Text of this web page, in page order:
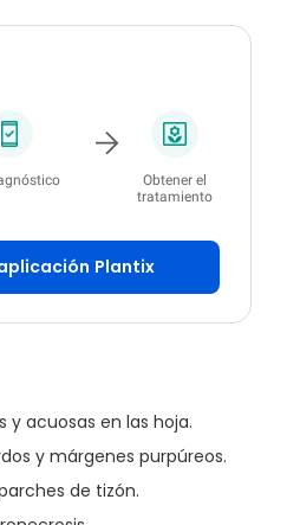
Obtener el
tratamiento
Plantix
y acuosas en las hoja.
y márgenes purpúreos.
de tizón.